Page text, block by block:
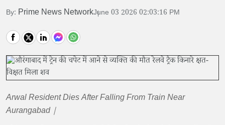
By: Prime News NetworkJune 03 2026 02:03:16 PM
Arwal Resident Dies After Falling From Train Near
Aurangabad |